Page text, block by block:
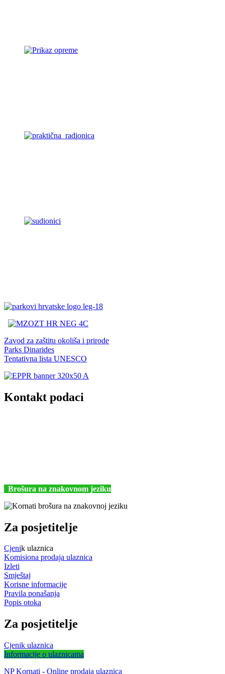
Zavod za zaštitu okoliša i prirode
Parks Dinarides
Tentativna lista UNESCO
Kontakt podaci
Brošura na znakovnom jeziku
Za posjetitelje
Cjenik ulaznica
Komisiona prodaja ulaznica
Izleti
Smještaj
Korisne informacije
Pravila ponašanja
Popis otoka
Za posjetitelje
Cjenik ulaznica
Informacije o ulaznicama
NP Kornati - Online prodaja ulaznica